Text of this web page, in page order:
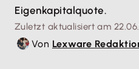
Eigenkapitalquote.
Zuletzt aktualisiert am
Von Lexware